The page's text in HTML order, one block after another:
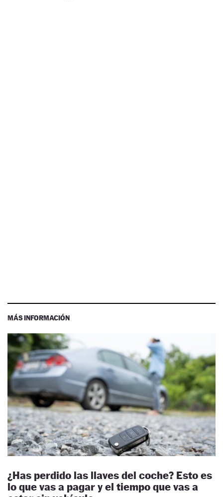
MÁS INFORMACIÓN
¿Has perdido las llaves del coche? Esto es
lo que vas a pagar y el tiempo que vas a